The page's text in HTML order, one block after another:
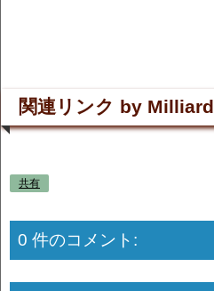
関連リンク by Milliard
共有
0 件のコメント: